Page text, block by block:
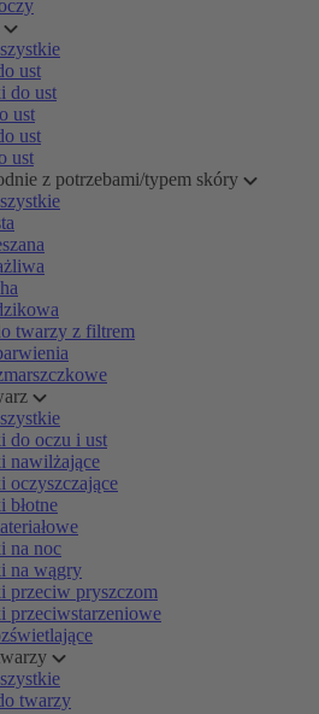
ust
do ust
ust
ust
ust
z potrzebami/typem skóry
twarzy z filtrem
do oczu i ust
nawilżające
oczyszczające
błotne
na noc
na wągry
przeciw pryszczom
przeciwstarzeniowe
twarzy